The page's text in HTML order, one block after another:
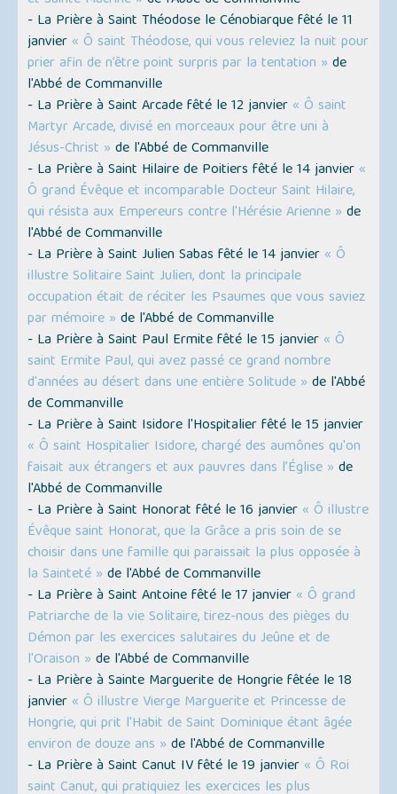
- La Prière à Saint Théodose le Cénobiarque fêté le 11
janvier « Ô saint Théodose, qui vous releviez la nuit pour
prier afin de n’être point surpris par la tentation » de
l'Abbé de Commanville
- La Prière à Saint Arcade fêté le 12 janvier « Ô saint
Martyr Arcade, divisé en morceaux pour être uni à
Jésus-Christ » de l'Abbé de Commanville
- La Prière à Saint Hilaire de Poitiers fêté le 14 janvier «
Ô grand Évêque et incomparable Docteur Saint Hilaire,
qui résista aux Empereurs contre l'Hérésie Arienne » de
l'Abbé de Commanville
- La Prière à Saint Julien Sabas fêté le 14 janvier « Ô
illustre Solitaire Saint Julien, dont la principale
occupation était de réciter les Psaumes que vous saviez
par mémoire » de l'Abbé de Commanville
- La Prière à Saint Paul Ermite fêté le 15 janvier « Ô
saint Ermite Paul, qui avez passé ce grand nombre
d'années au désert dans une entière Solitude » de l'Abbé
de Commanville
- La Prière à Saint Isidore l'Hospitalier fêté le 15 janvier
« Ô saint Hospitalier Isidore, chargé des aumônes qu'on
faisait aux étrangers et aux pauvres dans l’Église » de
l'Abbé de Commanville
- La Prière à Saint Honorat fêté le 16 janvier « Ô illustre
Évêque saint Honorat, que la Grâce a pris soin de se
choisir dans une famille qui paraissait la plus opposée à
la Sainteté » de l'Abbé de Commanville
- La Prière à Saint Antoine fêté le 17 janvier « Ô grand
Patriarche de la vie Solitaire, tirez-nous des pièges du
Démon par les exercices salutaires du Jeûne et de
l'Oraison » de l'Abbé de Commanville
- La Prière à Sainte Marguerite de Hongrie fêtée le 18
janvier « Ô illustre Vierge Marguerite et Princesse de
Hongrie, qui prit l'Habit de Saint Dominique étant âgée
environ de douze ans » de l'Abbé de Commanville
- La Prière à Saint Canut IV fêté le 19 janvier « Ô Roi
saint Canut, qui pratiquiez les exercices les plus